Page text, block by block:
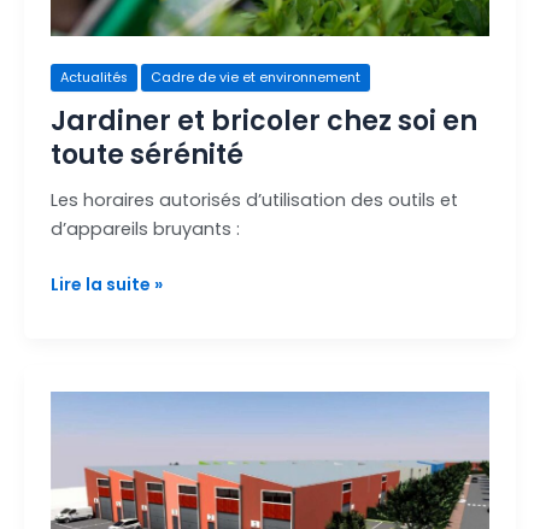
Actualités Cadre de vie et environnement
Jardiner et bricoler chez soi en
toute sérénité
Les horaires autorisés d’utilisation des outils et
d’appareils bruyants :
Lire la suite »
historique
s’agrandit